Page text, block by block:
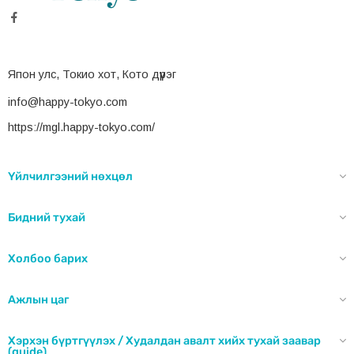
Япон улс, Токио хот, Кото дүүрэг
info@happy-tokyo.com
https://mgl.happy-tokyo.com/
Үйлчилгээний нөхцөл
Бидний тухай
Холбоо барих
Ажлын цаг
Хэрхэн бүртгүүлэх / Худалдан авалт хийх тухай заавар